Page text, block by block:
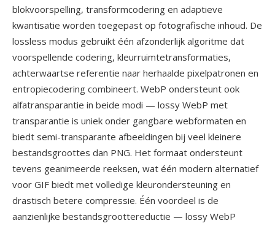
blokvoorspelling, transformcodering en adaptieve
kwantisatie worden toegepast op fotografische inhoud. De
lossless modus gebruikt één afzonderlijk algoritme dat
voorspellende codering, kleurruimtetransformaties,
achterwaartse referentie naar herhaalde pixelpatronen en
entropiecodering combineert. WebP ondersteunt ook
alfatransparantie in beide modi — lossy WebP met
transparantie is uniek onder gangbare webformaten en
biedt semi-transparante afbeeldingen bij veel kleinere
bestandsgroottes dan PNG. Het formaat ondersteunt
tevens geanimeerde reeksen, wat één modern alternatief
voor GIF biedt met volledige kleurondersteuning en
drastisch betere compressie. Één voordeel is de
aanzienlijke bestandsgroottereductie — lossy WebP